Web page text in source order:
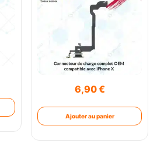
6,90€
Ajouter au panier